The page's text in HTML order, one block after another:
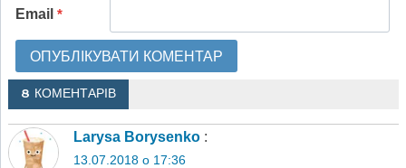
Email *
8 КОМЕНТАРІВ
Larysa Borysenko :
13.07.2018 о 17:36